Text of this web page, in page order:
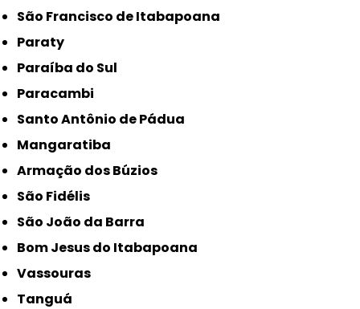
São Francisco de Itabapoana
Paraty
Paraíba do Sul
Paracambi
Santo Antônio de Pádua
Mangaratiba
Armação dos Búzios
São Fidélis
São João da Barra
Bom Jesus do Itabapoana
Vassouras
Tanguá